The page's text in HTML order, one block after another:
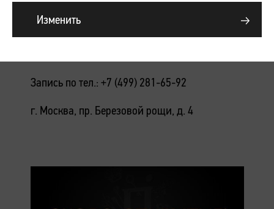
Подробнее
День Бренда Bandi в ПЕРСОНЕ
Запись по тел.: +7 (499) 281-65-92
г. Москва, пр. Березовой рощи, д. 4
Изменить